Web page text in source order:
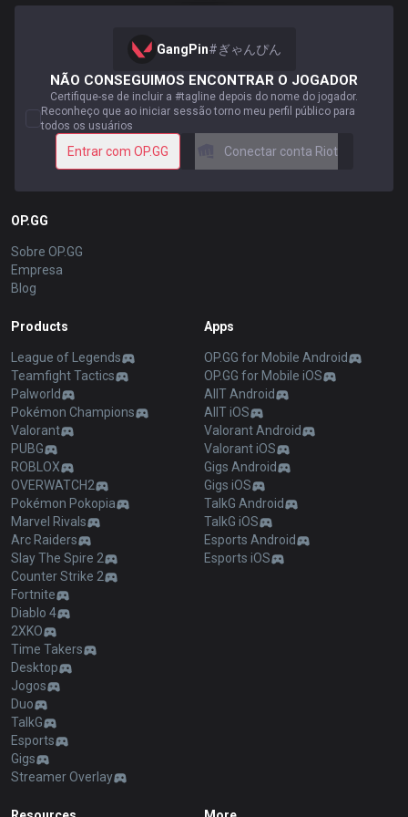
GangPin#ぎゃんぴん
NÃO CONSEGUIMOS ENCONTRAR O JOGADOR
Certifique-se de incluir a #tagline depois do nome do jogador.
Reconheço que ao iniciar sessão torno meu perfil público para
todos os usuários
Entrar com OP.GG Conectar conta Riot
OP.GG
Sobre OP.GG
Empresa
Blog
Products
League of Legends
Teamfight Tactics
Palworld
Pokémon Champions
Valorant
PUBG
ROBLOX
OVERWATCH2
Pokémon Pokopia
Marvel Rivals
Arc Raiders
Slay The Spire 2
Counter Strike 2
Fortnite
Diablo 4
2XKO
Time Takers
Desktop
Jogos
Duo
TalkG
Esports
Gigs
Streamer Overlay
Apps
OP.GG for Mobile Android
OP.GG for Mobile iOS
AllT Android
AllT iOS
Valorant Android
Valorant iOS
Gigs Android
Gigs iOS
TalkG Android
TalkG iOS
Esports Android
Esports iOS